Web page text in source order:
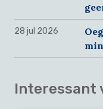
28 jul 2026
Interessant